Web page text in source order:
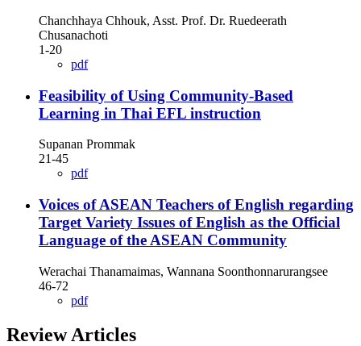
Chanchhaya Chhouk, Asst. Prof. Dr. Ruedeerath
Chusanachoti
1-20
pdf
Feasibility of Using Community-Based
Learning in Thai EFL instruction
Supanan Prommak
21-45
pdf
Voices of ASEAN Teachers of English regarding
Target Variety Issues of English as the Official
Language of the ASEAN Community
Werachai Thanamaimas, Wannana Soonthonnarurangsee
46-72
pdf
Review Articles